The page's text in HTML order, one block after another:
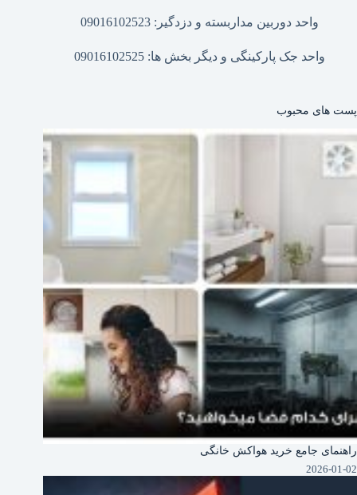
واحد دوربین مداربسته و دزدگیر: 09016102523
واحد جک پارکینگی و دیگر بخش ها: 09016102525
پست های محبوب
راهنمای جامع خرید هواکش خانگی
2026-01-02